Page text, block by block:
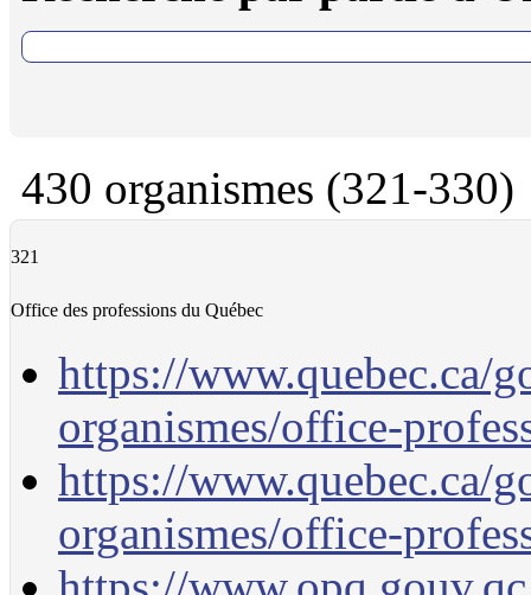
430 organismes (321-330)
321
Office des professions du Québec
https://www.quebec.ca/
organismes/office-
https://www.quebec.ca/
organismes/office-